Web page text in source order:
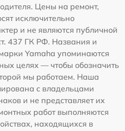
Цены на ремонт,
исключительно
и не являются публичной
437 ГК РФ. Названия и
Yamaha упоминаются
целях — чтобы обозначить
мы работаем. Наша
с владельцами
и не представляет их
работ выполняются
находящихся в